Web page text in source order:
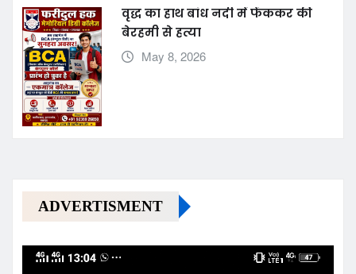
वृद्ध का हाथ बांध नदी में फेंककर की
बेरहमी से हत्या
ADVERTISMENT